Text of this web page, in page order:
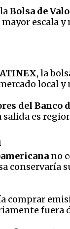
Bolsa de
mayor escala
, la
local
del Banco
es
no
fuera